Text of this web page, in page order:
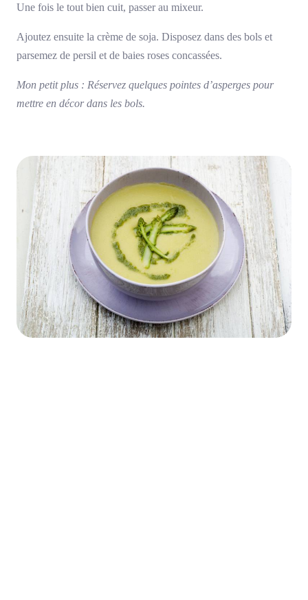
Une fois le tout bien cuit, passer au mixeur.
Ajoutez ensuite la crème de soja. Disposez dans des bols et
parsemez de persil et de baies roses concassées.
Mon petit plus : Réservez quelques pointes d’asperges pour
mettre en décor dans les bols.